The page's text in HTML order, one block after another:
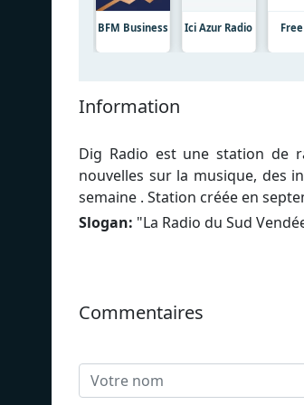
BFM Business Ici Azur Radio
Information
Dig Radio est une station de
nouvelles sur la musique, des
semaine . Station créée en
Slogan: "La Radio du Sud
Commentaires